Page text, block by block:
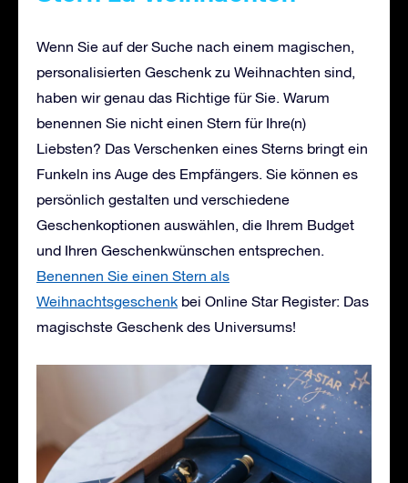
Wenn Sie auf der Suche nach einem magischen,
personalisierten Geschenk zu Weihnachten sind,
haben wir genau das Richtige für Sie. Warum
benennen Sie nicht einen Stern für Ihre(n)
Liebsten? Das Verschenken eines Sterns bringt ein
Funkeln ins Auge des Empfängers. Sie können es
persönlich gestalten und verschiedene
Geschenkoptionen auswählen, die Ihrem Budget
und Ihren Geschenkwünschen entsprechen.
Benennen Sie einen Stern als
Weihnachtsgeschenk bei Online Star Register: Das
magischste Geschenk des Universums!